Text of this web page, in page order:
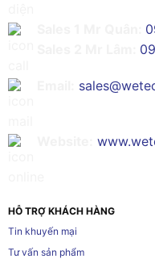
HỖ TRỢ KHÁCH HÀNG
Tin khuyến mại
Tư vấn sản phẩm